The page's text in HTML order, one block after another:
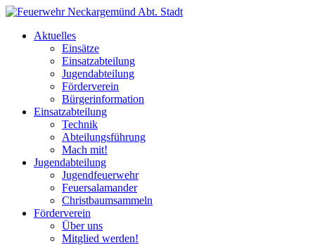
Aktuelles
Einsätze
Einsatzabteilung
Jugendabteilung
Förderverein
Bürgerinformation
Einsatzabteilung
Technik
Abteilungsführung
Mach mit!
Jugendabteilung
Jugendfeuerwehr
Feuersalamander
Christbaumsammeln
Förderverein
Über uns
Mitglied werden!